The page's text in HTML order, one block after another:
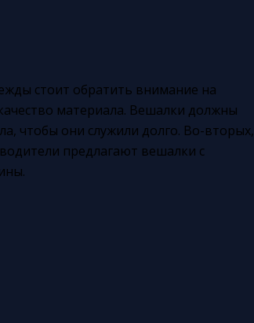
стоит обратить внимание на
материала. Вешалки должны
чтобы они служили долго. Во-вторых,
предлагают вешалки с